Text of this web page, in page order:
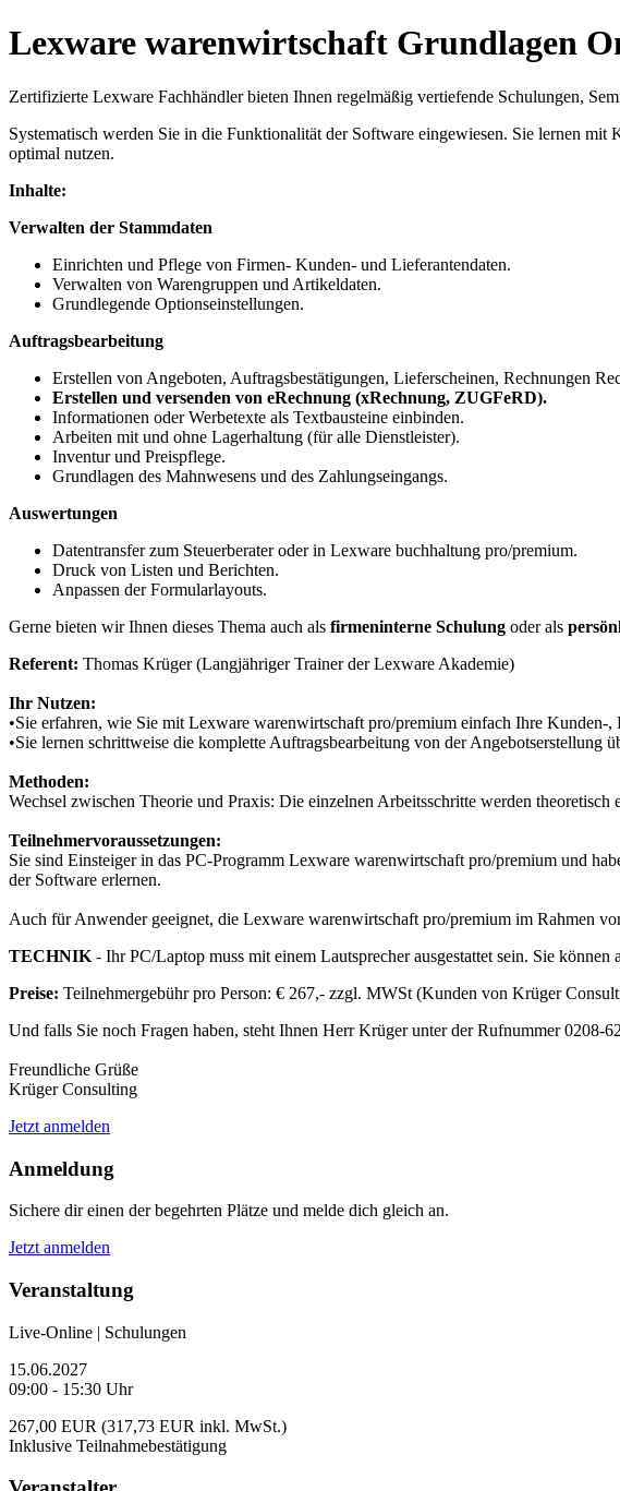
Lexware warenwirtschaft Grundlagen
Zertifizierte Lexware Fachhändler bieten Ihnen regelmäßig vertiefende Schulungen,
Systematisch werden Sie in die Funktionalität der Software eingewiesen. Sie lernen
optimal nutzen.
Inhalte:
Verwalten der Stammdaten
Einrichten und Pflege von Firmen- Kunden- und Lieferantendaten.
Verwalten von Warengruppen und Artikeldaten.
Grundlegende Optionseinstellungen.
Auftragsbearbeitung
Erstellen von Angeboten, Auftragsbestätigungen, Lieferscheinen, Rechnungen
Erstellen und versenden von eRechnung (xRechnung, ZUGFeRD).
Informationen oder Werbetexte als Textbausteine einbinden.
Arbeiten mit und ohne Lagerhaltung (für alle Dienstleister).
Inventur und Preispflege.
Grundlagen des Mahnwesens und des Zahlungseingangs.
Auswertungen
Datentransfer zum Steuerberater oder in Lexware buchhaltung pro/premium.
Druck von Listen und Berichten.
Anpassen der Formularlayouts.
Gerne bieten wir Ihnen dieses Thema auch als firmeninterne Schulung oder als
Referent: Thomas Krüger (Langjähriger Trainer der Lexware Akademie)
Ihr Nutzen:
•Sie erfahren, wie Sie mit Lexware warenwirtschaft pro/premium einfach Ihre
•Sie lernen schrittweise die komplette Auftragsbearbeitung von der Angebotserstellung
Methoden:
Wechsel zwischen Theorie und Praxis: Die einzelnen Arbeitsschritte werden theoretisch
Teilnehmervoraussetzungen:
Sie sind Einsteiger in das PC-Programm Lexware warenwirtschaft pro/premium und
der Software erlernen.
Auch für Anwender geeignet, die Lexware warenwirtschaft pro/premium im Rahmen
TECHNIK - Ihr PC/Laptop muss mit einem Lautsprecher ausgestattet sein. Sie können
Preise: Teilnehmergebühr pro Person: € 267,- zzgl. MWSt (Kunden von Krüger
Und falls Sie noch Fragen haben, steht Ihnen Herr Krüger unter der Rufnummer 0208-
Freundliche Grüße
Krüger Consulting
Jetzt anmelden
Anmeldung
Sichere dir einen der begehrten Plätze und melde dich gleich an.
Jetzt anmelden
Veranstaltung
Live-Online | Schulungen
15.06.2027
09:00 - 15:30 Uhr
267,00 EUR (317,73 EUR inkl. MwSt.)
Inklusive Teilnahmebestätigung